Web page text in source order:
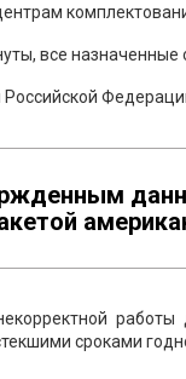
все
работы
сроками